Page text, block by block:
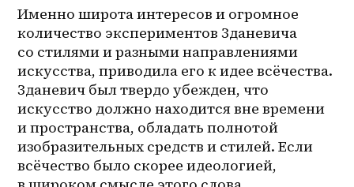
Именно широта интересов и огромное
количество экспериментов Зданевича
со стилями и разными направлениями
искусства, приводила его к идее всёчества.
Зданевич был твердо убежден, что
искусство должно находится вне времени
и пространства, обладать полнотой
изобразительных средств и стилей. Если
всёчество было скорее идеологией,